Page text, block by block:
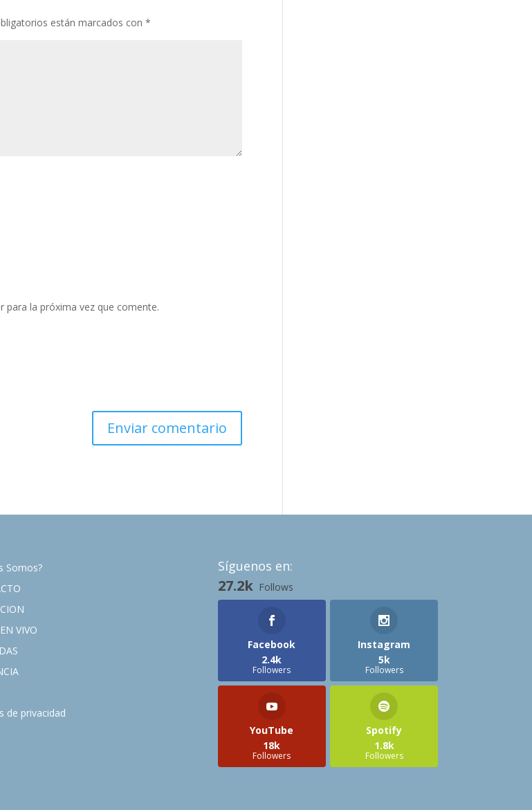
están marcados con *
para la próxima vez que comente.
Somos?
VIVO
de privacidad
Síguenos en:
27.2k Follows
Facebook
2.4k
Followers
Instagram
5k
Followers
YouTube
18k
Followers
Spotify
1.8k
Followers